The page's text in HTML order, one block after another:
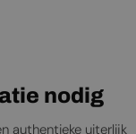
nodig
authentieke uiterlijk